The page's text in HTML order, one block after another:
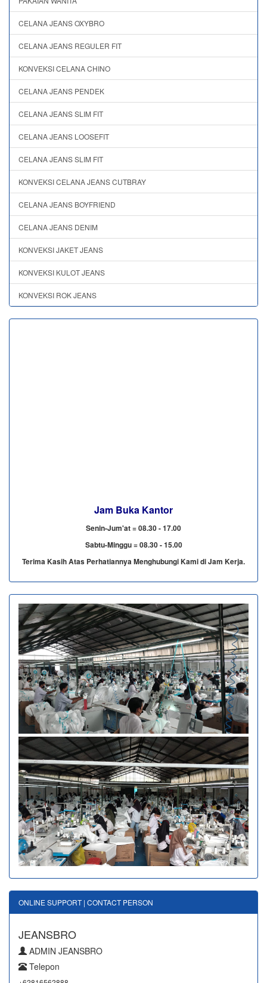
CELANA JEANS OXYBRO
CELANA JEANS REGULER FIT
KONVEKSI CELANA CHINO
CELANA JEANS PENDEK
CELANA JEANS SLIM FIT
CELANA JEANS LOOSEFIT
CELANA JEANS SLIM FIT
KONVEKSI CELANA JEANS CUTBRAY
CELANA JEANS BOYFRIEND
CELANA JEANS DENIM
KONVEKSI JAKET JEANS
KONVEKSI KULOT JEANS
KONVEKSI ROK JEANS
Jam Buka Kantor
Senin-Jum'at = 08.30 - 17.00
Sabtu-Minggu = 08.30 - 15.00
Terima Kasih Atas Perhatiannya Menghubungi Kami di Jam Kerja.
ONLINE SUPPORT | CONTACT PERSON
JEANSBRO
ADMIN JEANSBRO
Telepon